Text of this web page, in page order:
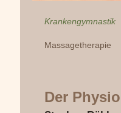
Krankengymnastik
Massagetherapie
Der Physio